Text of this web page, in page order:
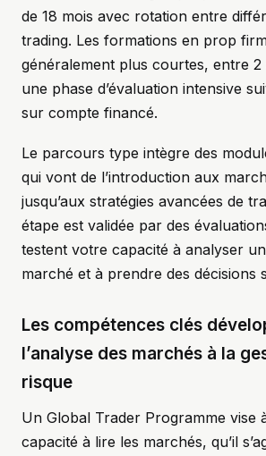
de 18 mois avec rotation entre
trading. Les formations en prop
généralement plus courtes, entre 2
une phase d’évaluation intensive
sur compte financé.
Le parcours type intègre des
qui vont de l’introduction aux
jusqu’aux stratégies avancées de
étape est validée par des
testent votre capacité à analyser
marché et à prendre des décisions
Les compétences clés
l’analyse des marchés à la
risque
Un Global Trader Programme vise
capacité à lire les marchés, qu’il